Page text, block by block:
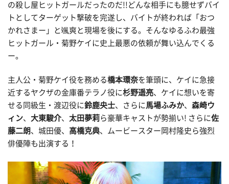
の殺し屋ヒットガールだったのだ!!どんな相手にも臆せずバイ
トとしてターゲット撃破を完遂し、バイトが終われば「おつ
かれさまー」と颯爽と現場を後にする。そんなゆるふわ最強
ヒットガール・菊野ケイに史上最悪の依頼が舞い込んでくる
ー。
主人公・菊野ケイ役を務める橋本環奈を筆頭に、ケイに急接
近するヤクザの金庫番テラノ役に杉野遥亮、ケイに想いを寄
せる同級生・渡辺役に鈴鹿央士、さらに 馬場ふみか、 森崎ウ
ィン、 大東駿介、 太田夢莉 ら豪華キャストが勢揃い! さらに佐
藤二朗 、城田優、 高橋克典、ムービースター岡村隆史ら強烈
俳優陣も出演する！